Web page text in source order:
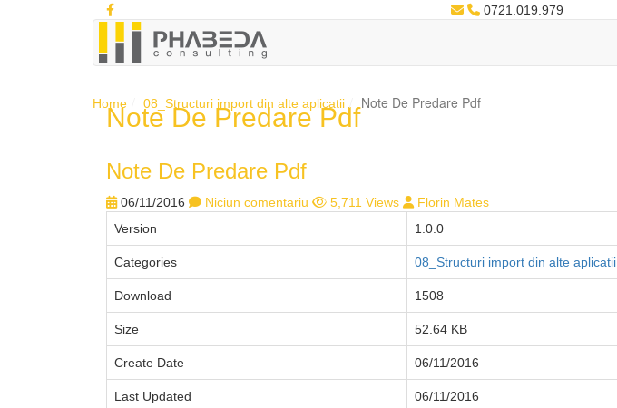
0721.019.979
Note De Predare Pdf
Home 08_Structuri import din alte aplicatii Note De Predare Pdf
Note De Predare Pdf
06/11/2016 Niciun comentariu 5,711 Views
Florin Mates
Version
1.0.0
Categories 08_Structuri import din alte aplicatii
Download 1508
Size 52.64 KB
Create Date 06/11/2016
Last Updated 06/11/2016